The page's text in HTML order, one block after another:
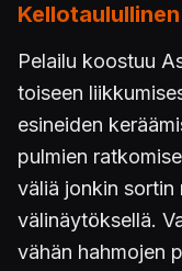
Pelailu koostuu
toiseen
esineiden
pulmien
väliä jonkin sortin
välinäytöksellä.
vähän hahmojen